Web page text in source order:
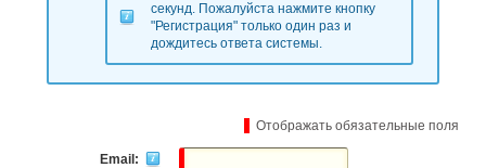
секунд. Пожалуйста нажмите кнопку
"Регистрация" только один раз и
дождитесь ответа системы.
Отображать обязательные поля
Email: